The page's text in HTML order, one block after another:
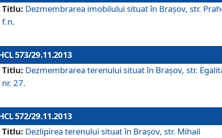
Titlu: Dezmembrarea imobilului situat în Braşov, str.
f.n.
573/29.11.2013
Titlu: Dezmembrarea terenului situat în Braşov, str.
nr. 27.
572/29.11.2013
Titlu: Dezlipirea terenului situat în Braşov, str. Mihail